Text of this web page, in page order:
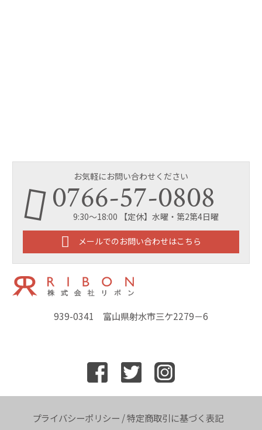
939-0341 富山県射水市三ケ2279－6
お気軽にお問い合わせください
0766-57-0808
9:30～18:00 【定休】水曜・第2第4日曜
メールでのお問い合わせはこちら
プライバシーポリシー /特定商取引に基づく表記